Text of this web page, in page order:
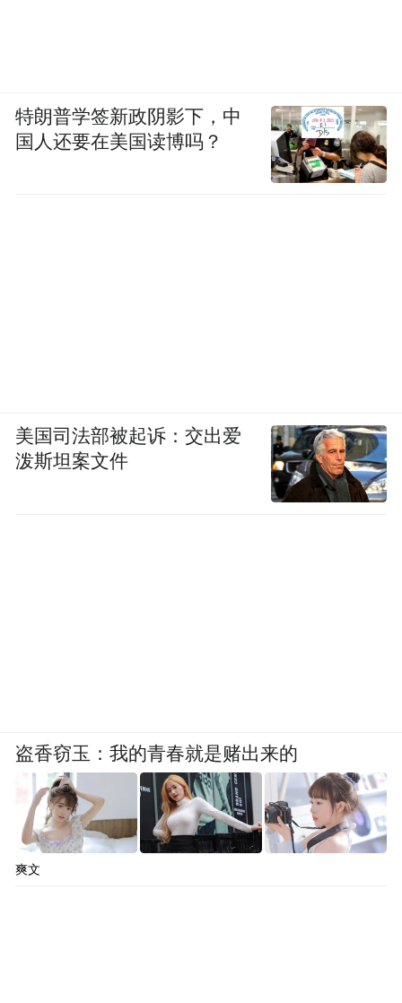
特朗普学签新政阴影下，中
国人还要在美国读博吗？
美国司法部被起诉：交出爱
泼斯坦案文件
盗香窃玉：我的青春就是赌出来的
爽文